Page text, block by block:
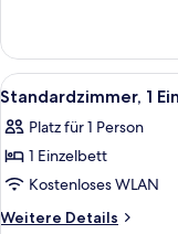
2 Einzelbetten,
barrierefrei
Alle
Fotos
für
Standardzimmer,
1 Einzelbett
anzeigen
5
Standardzimmer, 1
Platz für 1 Person
1 Einzelbett
Kostenloses WLAN
Weitere Details
Weitere